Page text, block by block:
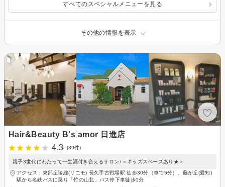
すべてのスペシャルメニューを見る
その他の情報を表示
Hair&Beauty B's amor 日進店
4.3
(39件)
親子3世代にわたって一生涯付き合えるサロン♪＜キッズスペースあり★＞
アクセス：東部丘陵線(リニモ) 長久手古戦場駅 徒歩30分（車で5分）、藤が丘(愛知)
駅から名鉄バスに乗り「竹の山北」バス停下車徒歩1分